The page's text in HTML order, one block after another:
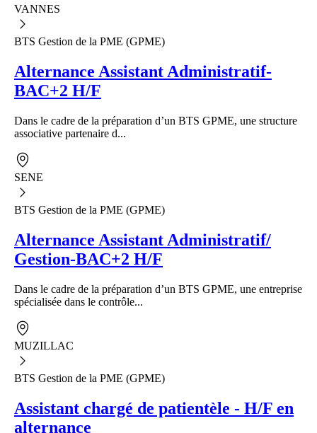
VANNES
BTS Gestion de la PME (GPME)
Alternance Assistant Administratif-
BAC+2 H/F
Dans le cadre de la préparation d’un BTS GPME, une structure
associative partenaire d...
SENE
BTS Gestion de la PME (GPME)
Alternance Assistant Administratif/
Gestion-BAC+2 H/F
Dans le cadre de la préparation d’un BTS GPME, une entreprise
spécialisée dans le contrôle...
MUZILLAC
BTS Gestion de la PME (GPME)
Assistant chargé de patientèle - H/F en
alternance